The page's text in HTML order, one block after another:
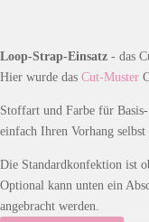
Loop-Strap-Einsatz - das
Hier wurde das Cut-Muster
Stoffart und Farbe für
einfach Ihren Vorhang selbst
Die Standardkonfektion ist
Optional kann unten ein
angebracht werden.